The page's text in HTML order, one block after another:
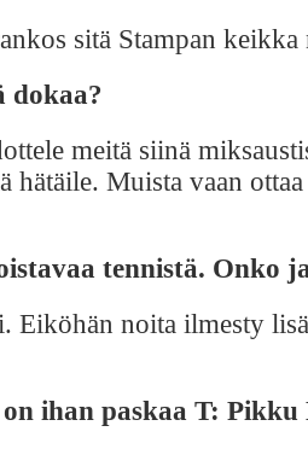
sitä Stampan keikka
dokaa?
meitä siinä
hätäile. Muista vaan
tennistä. Onko
Eiköhän noita ilmesty
ihan paskaa T: Pikku